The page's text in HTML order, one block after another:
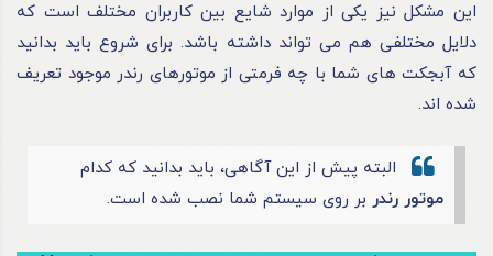
این مشکل نیز یکی از موارد شایع بین کاربران مختلف است که
دلایل مختلفی هم می‌ تواند داشته باشد. برای شروع باید بدانید
که آبجکت‌ های شما با چه فرمتی از موتور‌های رندر موجود تعریف
شده‌ اند.
البته پیش‌ از این آگاهی، باید بدانید که کدام
موتور رندر بر روی سیستم شما نصب شده است.